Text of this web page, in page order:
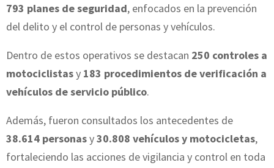
793 planes de seguridad, enfocados en la prevención
del delito y el control de personas y vehículos.
Dentro de estos operativos se destacan 250 controles a
motociclistasy 183 procedimientos de verificación a
vehículos de servicio público.
Además, fueron consultados los antecedentes de
38.614 personasy30.808 vehículos y motocicletas,
fortaleciendo las acciones de vigilancia y control en toda